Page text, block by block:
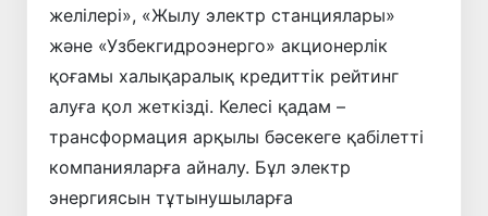
желілері», «Жылу электр станциялары»
және «Узбекгидроэнерго» акционерлік
қоғамы халықаралық кредиттік рейтинг
алуға қол жеткізді. Келесі қадам –
трансформация арқылы бәсекеге қабілетті
компанияларға айналу. Бұл электр
энергиясын тұтынушыларға